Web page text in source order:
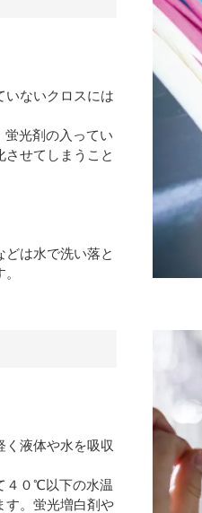
いないクロスには
光剤の入ってい
せてしまうこと
は水で洗い落と
く液体や水を吸収
４０℃以下の水温
す。蛍光増白剤や